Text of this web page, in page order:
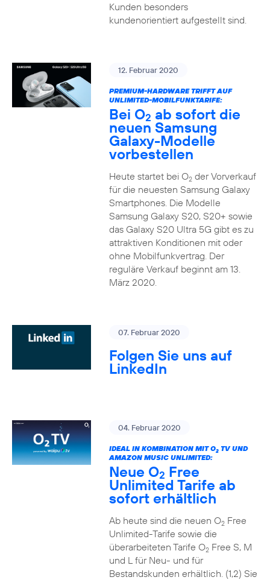
Kunden besonders
kundenorientiert aufgestellt sind.
12. Februar 2020
PREMIUM-HARDWARE TRIFFT AUF
UNLIMITED-MOBILFUNKTARIFE:
Bei O2 ab sofort die
neuen Samsung
Galaxy-Modelle
vorbestellen
Heute startet bei O2der Vorverkauf
für die neuesten Samsung Galaxy
Smartphones. Die Modelle
Samsung Galaxy S20, S20+ sowie
das Galaxy S20 Ultra 5G gibt es zu
attraktiven Konditionen mit oder
ohne Mobilfunkvertrag. Der
reguläre Verkauf beginnt am 13.
März 2020.
07. Februar 2020
Folgen Sie uns auf
LinkedIn
04. Februar 2020
IDEAL IN KOMBINATION MIT O2TV UND
AMAZON MUSIC UNLIMITED:
Neue O2 Free
Unlimited Tarife ab
sofort erhältlich
Ab heute sind die neuen O2Free
Unlimited-Tarife sowie die
überarbeiteten Tarife O2Free S, M
und L für Neu- und für
Bestandskunden erhältlich. (1,2) Sie